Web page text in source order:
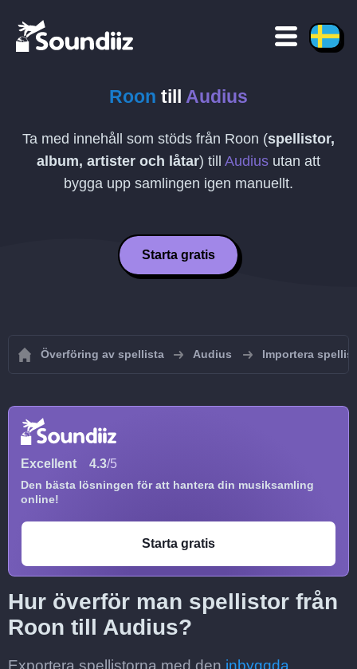
Roon till Audius
Ta med innehåll som stöds från Roon (spellistor,
album, artister och låtar) till Audius utan att
bygga upp samlingen igen manuellt.
Starta gratis
Överföring av spellista Audius Importera
Excellent 4.3/5
Den bästa lösningen för att hantera din musiksamling
online!
Starta gratis
Hur överför man spellistor från
Roon till Audius?
Exportera spellistorna med den inbyggda